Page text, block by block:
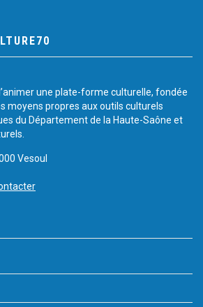
une plate-forme culturelle, fondée
moyens propres aux outils culturels
du Département de la Haute-Saône et
Vesoul